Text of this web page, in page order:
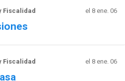
Fiscalidad el 8 ene. 06
Fiscalidad el 8 ene. 06